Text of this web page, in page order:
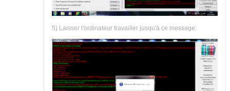
5) Laisser l'ordinateur travailler jusqu'à ce message: